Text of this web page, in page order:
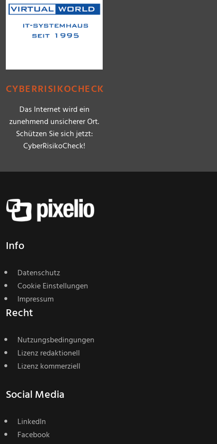
CYBERRISIKOCHECK
Das Internet wird ein
zunehmend unsicherer Ort.
Schützen Sie sich jetzt:
CyberRisikoCheck!
Info
Datenschutz
Cookie Einstellungen
Impressum
Recht
Nutzungsbedingungen
Lizenz redaktionell
Lizenz kommerziell
Social Media
LinkedIn
Facebook